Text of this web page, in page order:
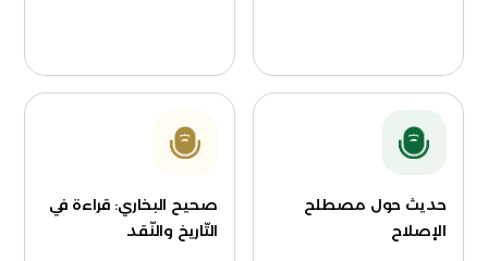
حديث حول مصطلح
الإصلاح
صحيح البخاري: قراءة في
التّاريخ والنّقد